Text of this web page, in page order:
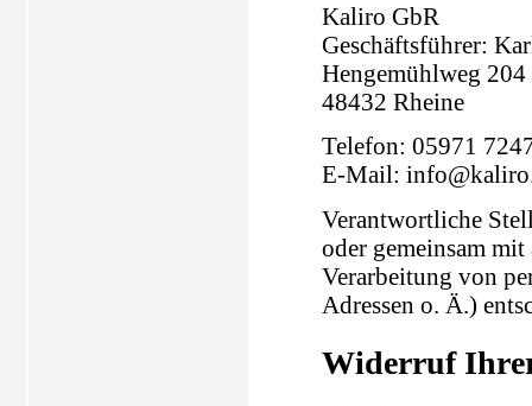
Kaliro GbR
Geschäftsführer:
Hengemühlweg 204
48432 Rheine
Telefon: 05971
E-Mail:
Verantwortliche
oder gemeinsam
Verarbeitung von
Adressen o. Ä.)
Widerruf